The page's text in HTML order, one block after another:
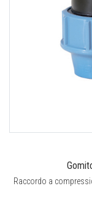
Raccordo a